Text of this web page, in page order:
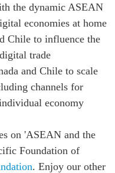
the dynamic ASEAN
economies at home
Chile to influence the
trade
and Chile to scale
channels for
economy
on 'ASEAN and the
Foundation of
. Enjoy our other